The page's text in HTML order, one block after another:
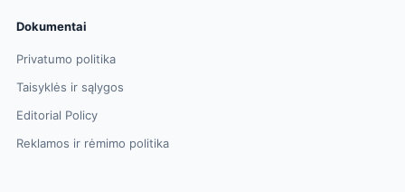
Dokumentai
Privatumo politika
Taisyklės ir sąlygos
Editorial Policy
Reklamos ir rėmimo politika